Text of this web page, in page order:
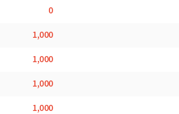
0
1,000
1,000
1,000
1,000